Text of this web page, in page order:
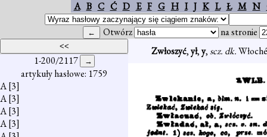
A B C Ć D E F G H I J K L Ł M N
Otwórz na stronie
1-200/2117
artykuły hasłowe: 1759
A[3]
A[3]
A[3]
A[3]
Zwłoszyć,ył,y,scz. dk.